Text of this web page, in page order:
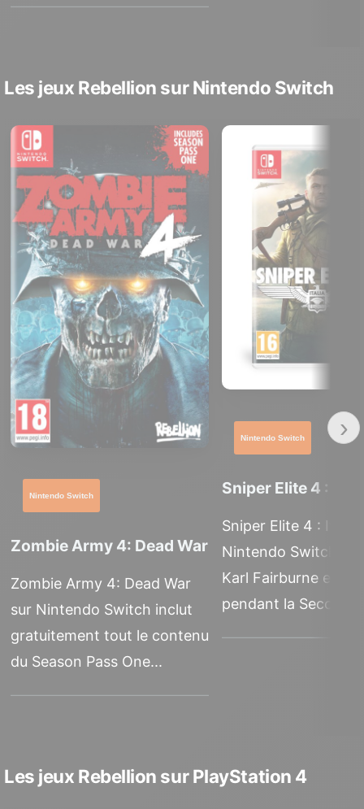
Les jeux Rebellion sur Nintendo Switch
Nintendo Switch
Zombie Army 4: Dead War
Zombie Army 4: Dead War
sur Nintendo Switch inclut
gratuitement tout le contenu
du Season Pass One...
Nintendo Switch
Sniper Elite 4 :
Sniper Elite 4 : Italia
Nintendo Switch :
Karl Fairburne en
pendant la
›
Les jeux Rebellion sur PlayStation 4